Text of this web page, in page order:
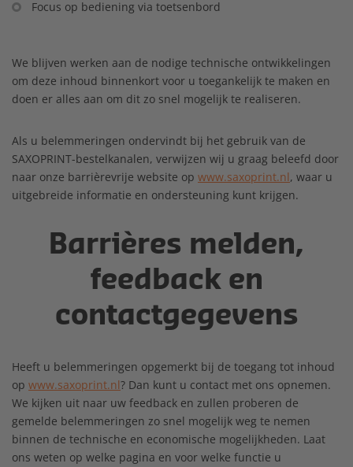
Focus op bediening via toetsenbord
We blijven werken aan de nodige technische ontwikkelingen
om deze inhoud binnenkort voor u toegankelijk te maken en
doen er alles aan om dit zo snel mogelijk te realiseren.
Als u belemmeringen ondervindt bij het gebruik van de
SAXOPRINT-bestelkanalen, verwijzen wij u graag beleefd door
naar onze barrièrevrije website op www.saxoprint.nl, waar u
uitgebreide informatie en ondersteuning kunt krijgen.
Barrières melden,
feedback en
contactgegevens
Heeft u belemmeringen opgemerkt bij de toegang tot inhoud
op www.saxoprint.nl? Dan kunt u contact met ons opnemen.
We kijken uit naar uw feedback en zullen proberen de
gemelde belemmeringen zo snel mogelijk weg te nemen
binnen de technische en economische mogelijkheden. Laat
ons weten op welke pagina en voor welke functie u